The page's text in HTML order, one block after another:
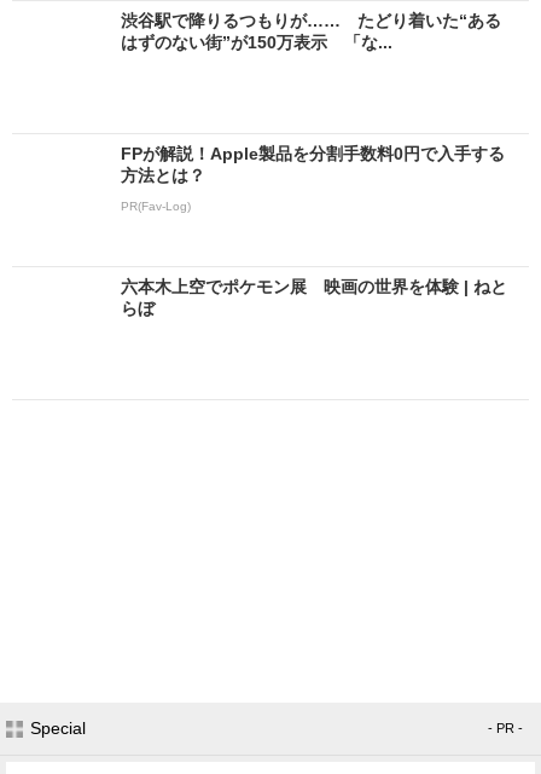
渋谷駅で降りるつもりが…… たどり着いた“ある
はずのない街”が150万表示 「な...
FPが解説！Apple製品を分割手数料0円で入手する
方法とは？
PR(Fav-Log)
六本木上空でポケモン展 映画の世界を体験 | ねと
らぼ
Special - PR -